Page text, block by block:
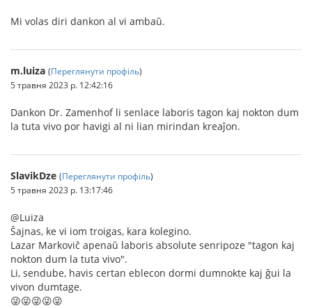
Mi volas diri dankon al vi ambaŭ.
m.luiza (Переглянути профіль)
5 травня 2023 р. 12:42:16
Dankon Dr. Zamenhof li senlace laboris tagon kaj nokton dum
la tuta vivo por havigi al ni lian mirindan kreaĵon.
SlavikDze (Переглянути профіль)
5 травня 2023 р. 13:17:46
@Luiza
Ŝajnas, ke vi iom troigas, kara kolegino.
Lazar Markoviĉ apenaŭ laboris absolute senripoze "tagon kaj
nokton dum la tuta vivo".
Li, sendube, havis certan eblecon dormi dumnokte kaj ĝui la
vivon dumtage.
😜😜😜😜😜